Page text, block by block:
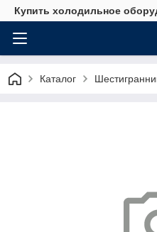
Купить холодильное
Каталог